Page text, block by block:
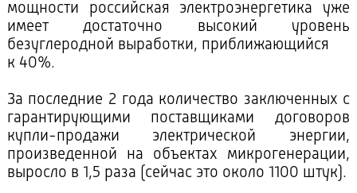
мощности российская электроэнергетика уже
имеет достаточно высокий уровень
безуглеродной выработки, приближающийся
к 40%.
За последние 2 года количество заключенных с
гарантирующими поставщиками договоров
купли-продажи электрической энергии,
произведенной на объектах микрогенерации,
выросло в 1,5 раза (сейчас это около 1100 штук).